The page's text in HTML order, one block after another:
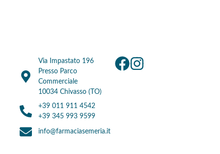
Via Impastato 196
Presso Parco
Commerciale
10034 Chivasso (TO)
+39 011 911 4542
+39 345 993 9599
info@farmaciasemeria.it